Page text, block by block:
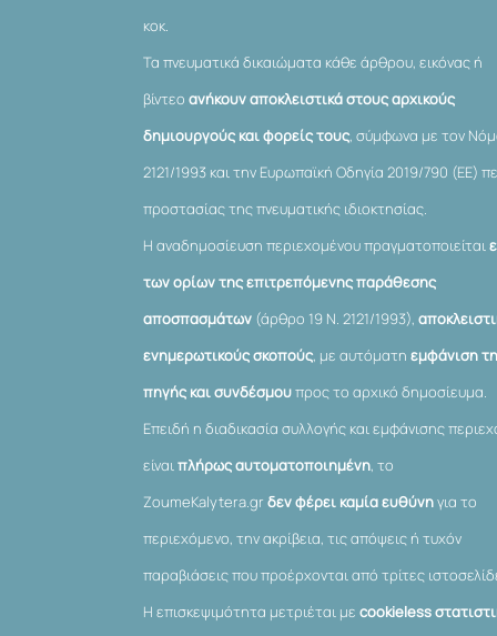
κοκ.
Τα πνευματικά δικαιώματα κάθε άρθρου, εικόνας ή
βίντεοανήκουν αποκλειστικά στους αρχικούς
δημιουργούς και φορείς τους, σύμφωνα με τον
2121/1993 και την Ευρωπαϊκή Οδηγία 2019/790 (ΕΕ)
προστασίας της πνευματικής ιδιοκτησίας.
Η αναδημοσίευση περιεχομένου πραγματοποιείται
των ορίων της επιτρεπόμενης παράθεσης
αποσπασμάτων (άρθρο 19 Ν. 2121/1993),
ενημερωτικούς σκοπούς, με αυτόματηεμφάνιση
πηγής και συνδέσμουπρος το αρχικό δημοσίευμα.
Επειδή η διαδικασία συλλογής και εμφάνισης
είναιπλήρως αυτοματοποιημένη, το
ZoumeKalytera.grδεν φέρει καμία ευθύνηγια το
περιεχόμενο, την ακρίβεια, τις απόψεις ή τυχόν
παραβιάσεις που προέρχονται από τρίτες
Η επισκεψιμότητα μετριέται μεcookieless